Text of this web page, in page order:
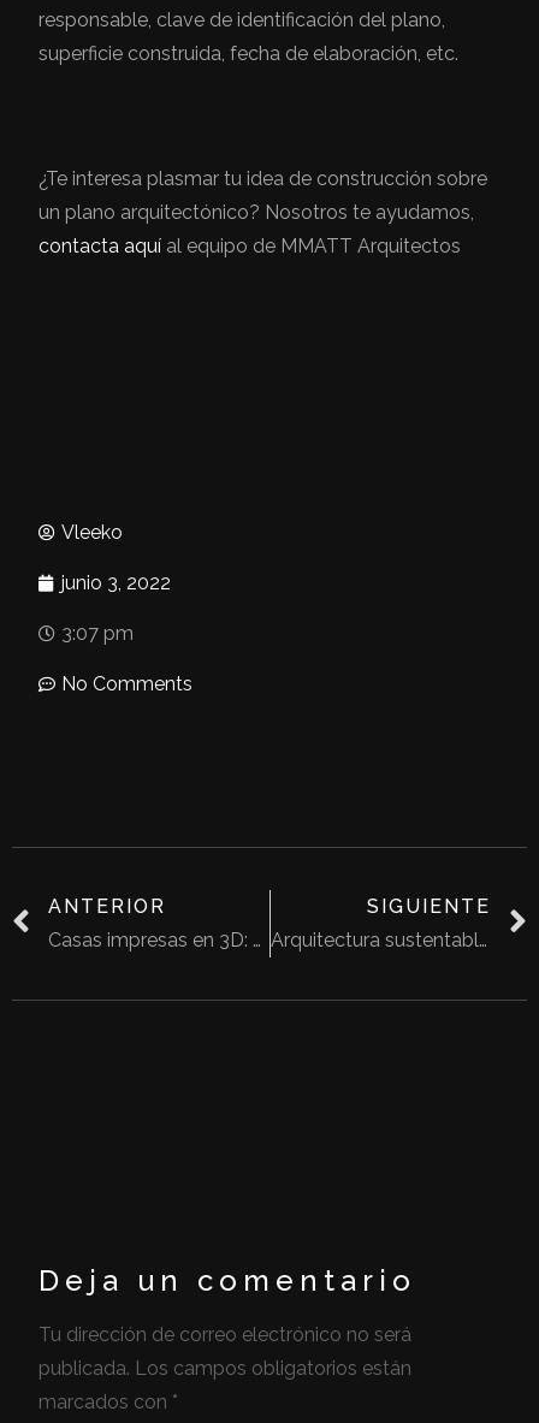
responsable, clave de identificación del plano,
superficie construida, fecha de elaboración, etc.
¿Te interesa plasmar tu idea de construcción sobre
un plano arquitectónico? Nosotros te ayudamos,
contacta aquí al equipo de MMATT Arquitectos
Vleeko
junio 3, 2022
3:07 pm
No Comments
ANTERIOR
Casas impresas en 3D: ¿El futuro de la construcción?
SIGUIENTE
Arquitectura sustentable, el futuro de la construcción
Deja un comentario
Tu dirección de correo electrónico no será
publicada. Los campos obligatorios están
marcados con *